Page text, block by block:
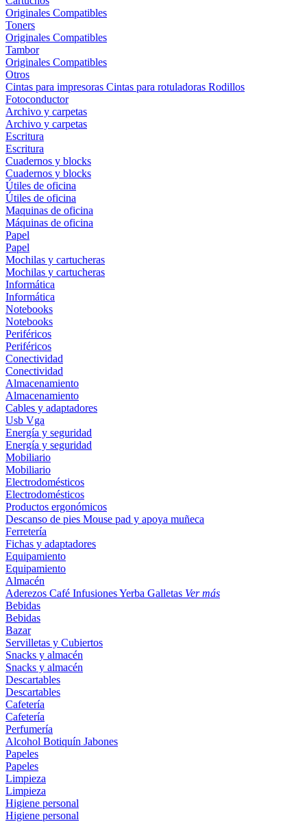
Originales Compatibles
Toners
Originales Compatibles
Tambor
Originales Compatibles
Otros
Cintas para impresoras Cintas para rotuladoras Rodillos
Fotoconductor
Archivo y carpetas
Archivo y carpetas
Escritura
Escritura
Cuadernos y blocks
Cuadernos y blocks
Útiles de oficina
Útiles de oficina
Maquinas de oficina
Máquinas de oficina
Papel
Papel
Mochilas y cartucheras
Mochilas y cartucheras
Informática
Informática
Notebooks
Notebooks
Periféricos
Periféricos
Conectividad
Conectividad
Almacenamiento
Almacenamiento
Cables y adaptadores
Usb Vga
Energía y seguridad
Energía y seguridad
Mobiliario
Mobiliario
Electrodomésticos
Electrodomésticos
Productos ergonómicos
Descanso de pies Mouse pad y apoya muñeca
Ferretería
Fichas y adaptadores
Equipamiento
Equipamiento
Almacén
Aderezos Café InfusionesYerba Galletas Ver más
Bebidas
Bebidas
Bazar
Servilletas y Cubiertos
Snacks y almacén
Snacks y almacén
Descartables
Descartables
Cafetería
Cafetería
Perfumería
Alcohol Botiquín Jabones
Papeles
Papeles
Limpieza
Limpieza
Higiene personal
Higiene personal